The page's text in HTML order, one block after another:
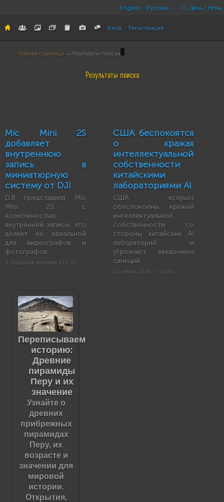
English Русский День / Ночь
Вход Регистрация
Главная страница → Результаты поиска
Результаты поиска
Mic Mini 2S
добавляет
внутреннюю
запись в
миниатюрную
систему от DJI
DJI представила Mic
Mini 2S с
возможностью
внутренней записи, что
делает её идеальной
для видеографов и
фотографов.
В прошлый вторник в 12:45
Переписываем
историю:
Древние
пирамиды
Перу и их
значение
Узнайте о
древних
прибрежных
пирамидах
Перу, их
возрасте и
значении для
мировой
истории.
Открытия,
США беспокоятся
о кражах
интеллектуальной
собственности
китайскими
лабораториями AI
США всерьёз
обеспокоены кражей
интеллектуальной
собственности со
стороны китайских AI
лабораторий и
угрожают введением
санкций.
22 июля 2026 г., 10:45